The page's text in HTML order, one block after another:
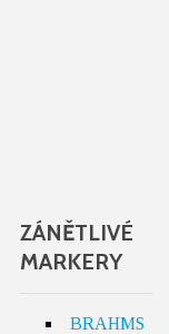
ZÁNĚTLIVÉ
MARKERY
BRAHMS